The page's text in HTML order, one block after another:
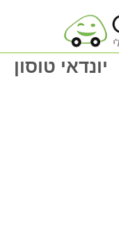
יונדאי טוסון